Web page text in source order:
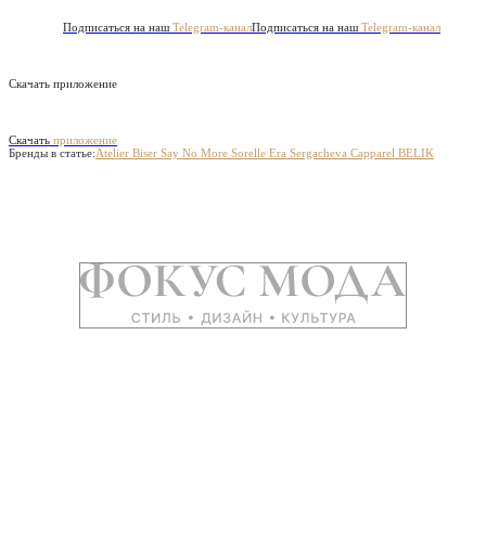
Подписаться на наш Telegram-каналПодписаться на наш Telegram-канал
Скачать приложение
Скачать приложение
Бренды в статье:Atelier Biser Say No More Sorelle Era Sergacheva Capparel BELIK